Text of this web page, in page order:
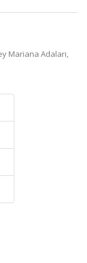
Mariana Adaları,